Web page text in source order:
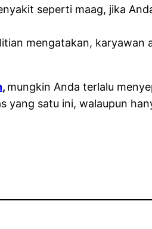
seperti maag, jika
mengatakan,
, mungkin Anda terlalu
yang satu ini, walaupun